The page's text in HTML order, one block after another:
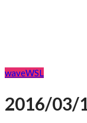
waveWSL
2016/03/